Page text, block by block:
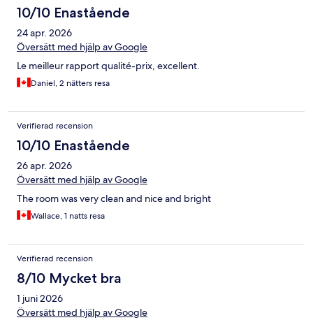
10/10 Enastående
24 apr. 2026
Översätt med hjälp av Google
Le meilleur rapport qualité-prix, excellent.
Daniel, 2 nätters resa
Verifierad recension
10/10 Enastående
26 apr. 2026
Översätt med hjälp av Google
The room was very clean and nice and bright
Wallace, 1 natts resa
Verifierad recension
8/10 Mycket bra
1 juni 2026
Översätt med hjälp av Google